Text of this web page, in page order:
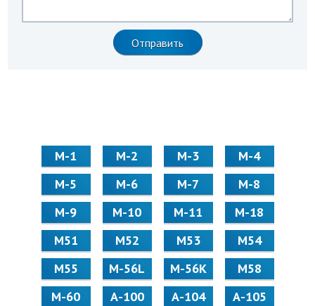
М-1 М-2 М-3
М-4
М-5
М-6 М-7
М-8
М-9
М-10 М-11
М-18
М51
М52 М53
М54
М55
M-56L M-56K
М58
M-60
А-100 А-104
А-105